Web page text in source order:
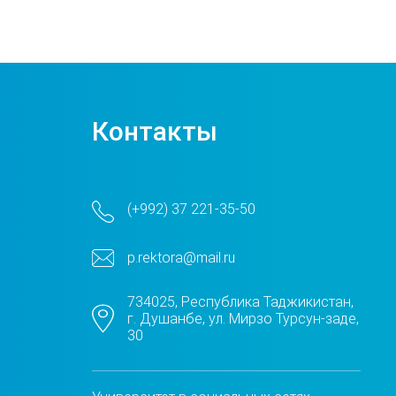
Контакты
(+992) 37 221-35-50
p.rektora@mail.ru
734025, Республика Таджикистан,
г. Душанбе, ул. Мирзо Турсун-заде,
30